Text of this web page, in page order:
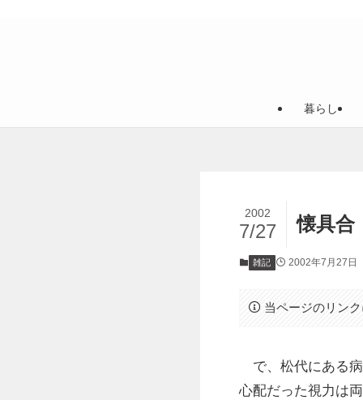
暮らし
懐具合
2002
7/27
雑記 2002年7月27日
当ページのリン
で、松代にある
心配だった視力は